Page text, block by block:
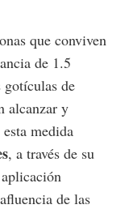
que conviven
de 1.5
de
alcanzar y
medida
, a través de su
de las